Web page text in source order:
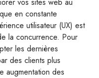
en constante
utilisateur (UX) est
la concurrence. Pour
les dernières
des clients plus
augmentation des